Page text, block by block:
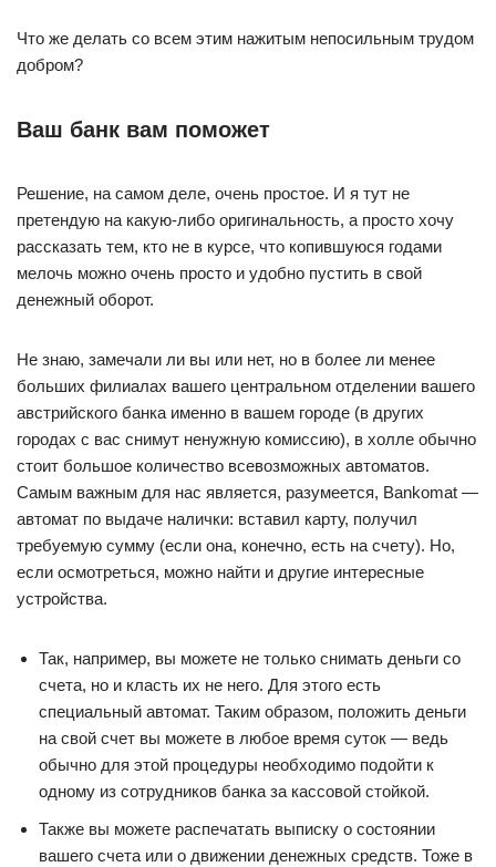
Что же делать со всем этим нажитым непосильным трудом
добром?
Ваш банк вам поможет
Решение, на самом деле, очень простое. И я тут не
претендую на какую-либо оригинальность, а просто хочу
рассказать тем, кто не в курсе, что копившуюся годами
мелочь можно очень просто и удобно пустить в свой
денежный оборот.
Не знаю, замечали ли вы или нет, но в более ли менее
больших филиалах вашего центральном отделении вашего
австрийского банка именно в вашем городе (в других
городах с вас снимут ненужную комиссию), в холле обычно
стоит большое количество всевозможных автоматов.
Самым важным для нас является, разумеется, Bankomat —
автомат по выдаче налички: вставил карту, получил
требуемую сумму (если она, конечно, есть на счету). Но,
если осмотреться, можно найти и другие интересные
устройства.
Так, например, вы можете не только снимать деньги со
счета, но и класть их не него. Для этого есть
специальный автомат. Таким образом, положить деньги
на свой счет вы можете в любое время суток — ведь
обычно для этой процедуры необходимо подойти к
одному из сотрудников банка за кассовой стойкой.
Также вы можете распечатать выписку о состоянии
вашего счета или о движении денежных средств. Тоже в